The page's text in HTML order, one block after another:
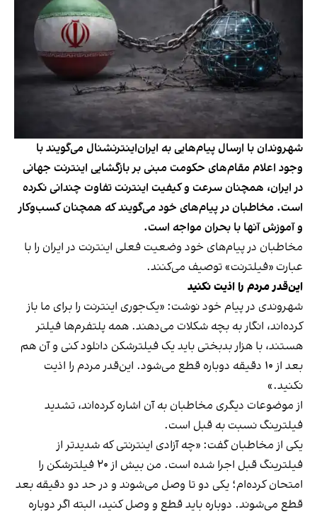
شهروندان با ارسال پیام‌هایی به ایران‌اینترنشنال می‌گویند با
وجود اعلام مقام‌های حکومت مبنی بر بازگشایی اینترنت جهانی
در ایران، همچنان سرعت و کیفیت اینترنت تفاوت چندانی نکرده
است. مخاطبان در پیام‌های خود می‌گویند که همچنان کسب‌وکار
و آموزش آنها با بحران مواجه است.
مخاطبان در پیام‌های خود وضعیت فعلی اینترنت در ایران را با
عبارت «فیلترنت» توصیف می‌کنند.
این‌قدر مردم را اذیت نکنید
شهروندی در پیام خود نوشت: «یک‌جوری اینترنت را برای ما باز
کرده‌اند، انگار به بچه شکلات می‌دهند. همه پلتفرم‌ها فیلتر
هستند، با هزار بدبختی باید یک فیلترشکن دانلود کنی و آن هم
بعد از ۱۰ دقیقه دوباره قطع می‌شود. این‌قدر مردم را اذیت
نکنید.»
از موضوعات دیگری مخاطبان به آن اشاره کرده‌اند، تشدید
فیلترینگ نسبت به قبل است.
یکی از مخاطبان گفت:‌ «چه آزادی اینترنتی که شدیدتر از
فیلترینگ قبل اجرا شده است. من بیش از ۲۰ فیلترشکن را
امتحان کرده‌ام؛ یکی دو تا وصل می‌شوند و در حد دو دقیقه بعد
قطع می‌شوند. دوباره باید قطع و وصل کنید، البته اگر دوباره